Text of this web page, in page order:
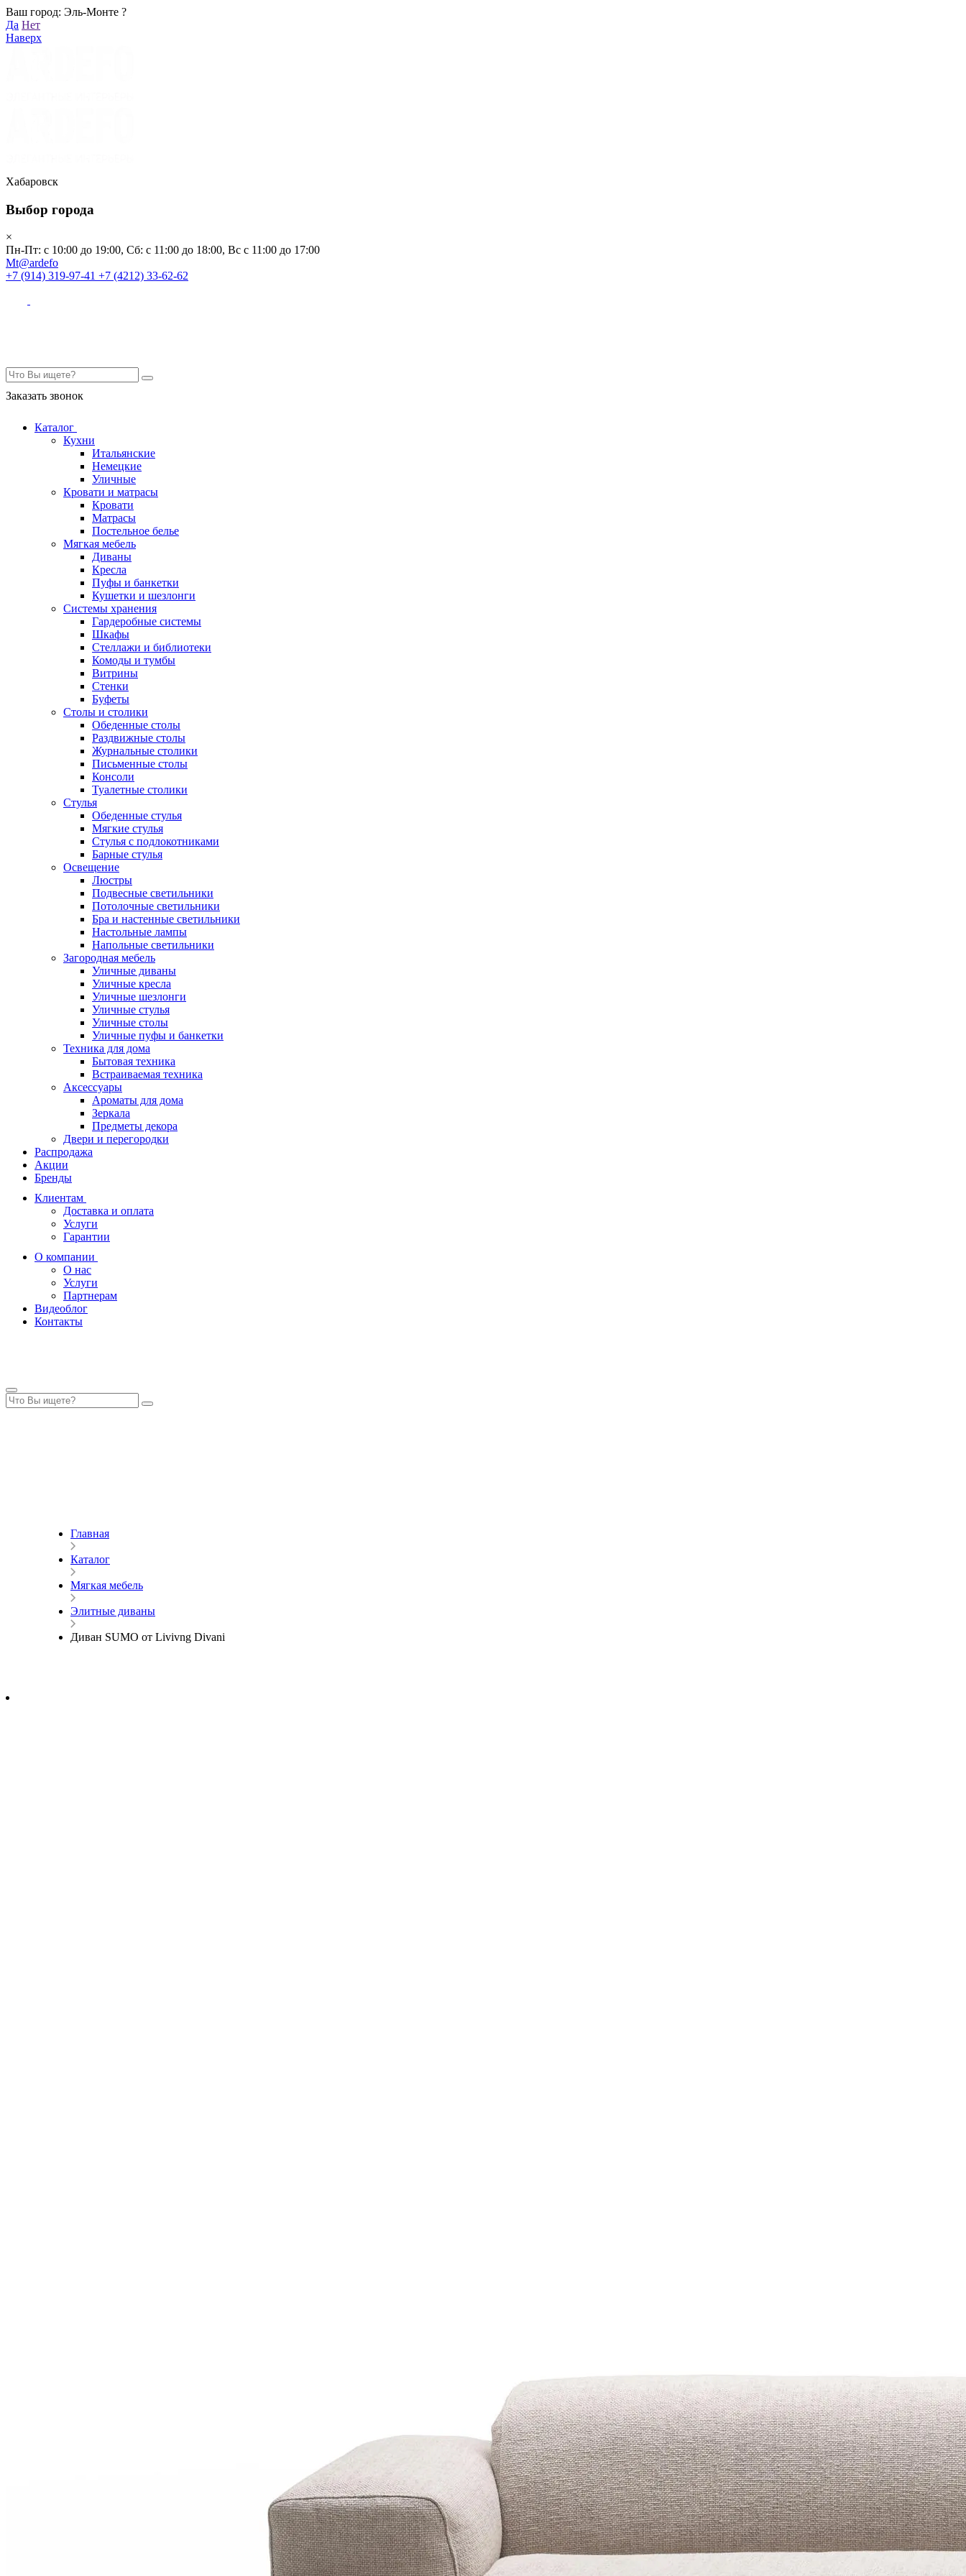
Ваш город: Эль-Монте ?
Да Нет
Наверх
Хабаровск
Выбор города
×
Пн-Пт: с 10:00 до 19:00, Сб: с 11:00 до 18:00, Вс с 11:00 до 17:00
Mt@ardefo
+7 (914) 319-97-41 +7 (4212) 33-62-62
Заказать звонок
Каталог
Кухни
Итальянские
Немецкие
Уличные
Кровати и матрасы
Кровати
Матрасы
Постельное белье
Мягкая мебель
Диваны
Кресла
Пуфы и банкетки
Кушетки и шезлонги
Системы хранения
Гардеробные системы
Шкафы
Стеллажи и библиотеки
Комоды и тумбы
Витрины
Стенки
Буфеты
Столы и столики
Обеденные столы
Раздвижные столы
Журнальные столики
Письменные столы
Консоли
Туалетные столики
Стулья
Обеденные стулья
Мягкие стулья
Стулья с подлокотниками
Барные стулья
Освещение
Люстры
Подвесные светильники
Потолочные светильники
Бра и настенные светильники
Настольные лампы
Напольные светильники
Загородная мебель
Уличные диваны
Уличные кресла
Уличные шезлонги
Уличные стулья
Уличные столы
Уличные пуфы и банкетки
Техника для дома
Бытовая техника
Встраиваемая техника
Аксессуары
Ароматы для дома
Зеркала
Предметы декора
Двери и перегородки
Распродажа
Акции
Бренды
Клиентам
Доставка и оплата
Услуги
Гарантии
О компании
О нас
Услуги
Партнерам
Видеоблог
Контакты
Главная
Каталог
Мягкая мебель
Элитные диваны
Диван SUMO от Livivng Divani
Бренды
Клиентам
О компании
Хабаровск
Пн-Пт: с 10:00 до 19:00, Сб: с 11:00 до 18:00, Вс с 11:00 до 17:00
Mt@ardefo